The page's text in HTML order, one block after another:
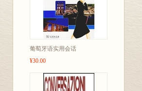
葡萄牙语实用会话
¥30.00